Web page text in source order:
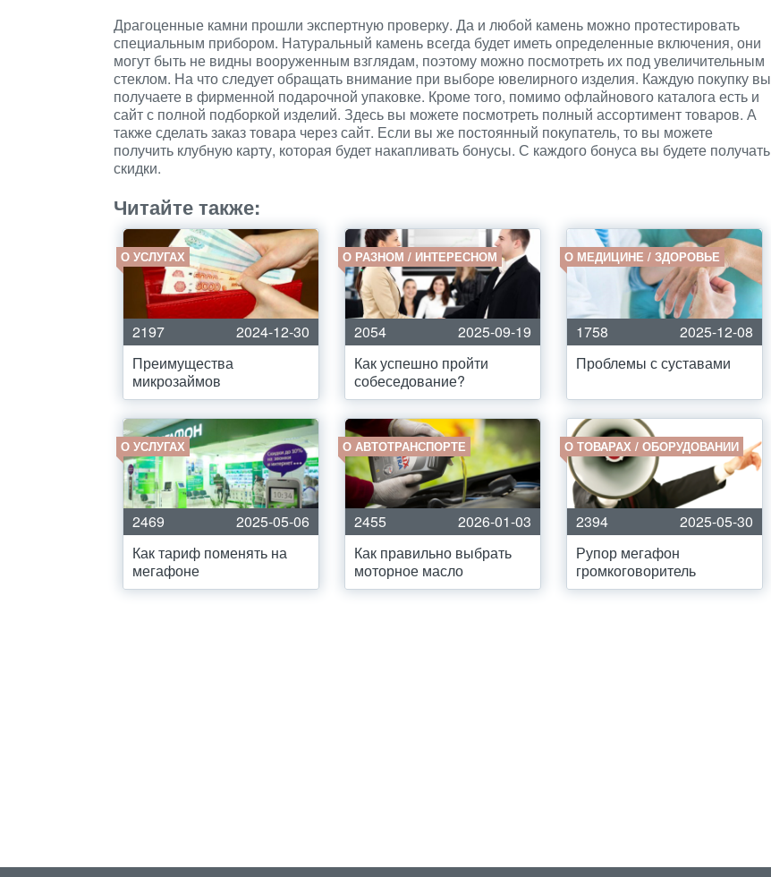
Драгоценные камни прошли экспертную проверку. Да и любой камень можно протестировать
специальным прибором. Натуральный камень всегда будет иметь определенные включения, они
могут быть не видны вооруженным взглядам, поэтому можно посмотреть их под увеличительным
стеклом. На что следует обращать внимание при выборе ювелирного изделия. Каждую покупку вы
получаете в фирменной подарочной упаковке. Кроме того, помимо офлайнового каталога есть и
сайт с полной подборкой изделий. Здесь вы можете посмотреть полный ассортимент товаров. А
также сделать заказ товара через сайт. Если вы же постоянный покупатель, то вы можете
получить клубную карту, которая будет накапливать бонусы. С каждого бонуса вы будете получать
скидки.
Читайте также:
О УСЛУГАХ
2197
2024-12-30
Преимущества
микрозаймов
О РАЗНОМ / ИНТЕРЕСНОМ
2054
2025-09-19
Как успешно пройти
собеседование?
О МЕДИЦИНЕ / ЗДОРОВЬЕ
1758
2025-12-08
Проблемы с суставами
О УСЛУГАХ
2469
2025-05-06
Как тариф поменять на
мегафоне
О АВТОТРАНСПОРТЕ
2455
2026-01-03
Как правильно выбрать
моторное масло
О ТОВАРАХ / ОБОРУДОВАНИИ
2394
2025-05-30
Рупор мегафон
громкоговоритель